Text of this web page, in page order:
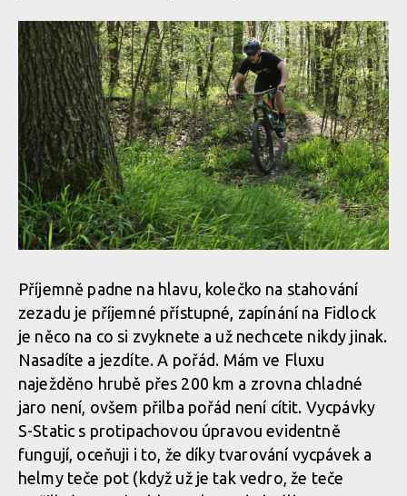
Příjemně padne na hlavu, kolečko na stahování
zezadu je příjemné přístupné, zapínání na Fidlock
je něco na co si zvyknete a už nechcete nikdy jinak.
Nasadíte a jezdíte. A pořád. Mám ve Fluxu
naježděno hrubě přes 200 km a zrovna chladné
jaro není, ovšem přilba pořád není cítit. Vycpávky
S-Static s protipachovou úpravou evidentně
fungují, oceňuji i to, že díky tvarování vycpávek a
helmy teče pot (když už je tak vedro, že teče